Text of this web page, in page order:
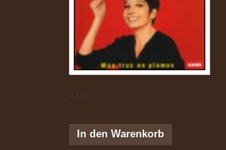
Zizi...
In den Warenkorb